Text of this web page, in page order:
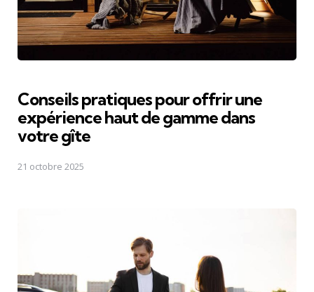
Conseils pratiques pour offrir une
expérience haut de gamme dans
votre gîte
21 octobre 2025